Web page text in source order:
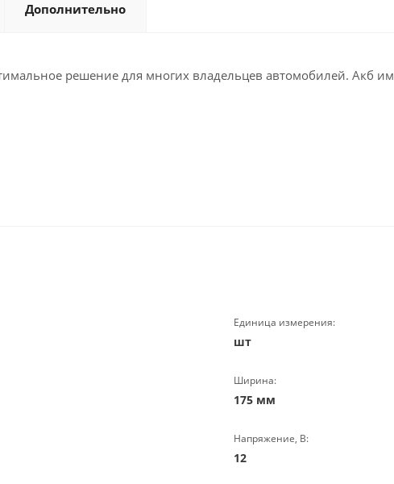
Дополнительно
решение для многих владельцев автомобилей. Акб
Единица измерения:
шт
Ширина:
175 мм
Напряжение, В:
12